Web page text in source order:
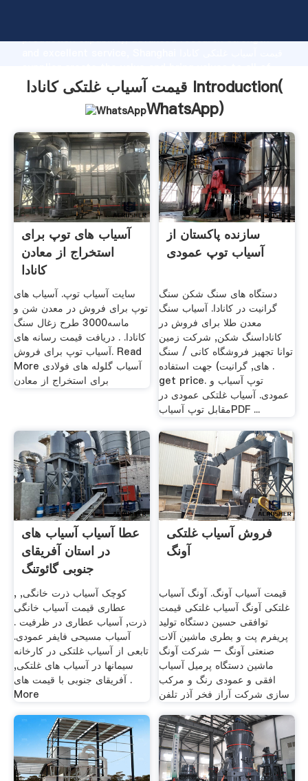
production capability, advanced research strength
customers.
قیمت آسیاب غلتکی کانادا Introduction(
WhatsApp)
آسیاب های توپ برای
استخراج از معادن
کانادا
سایت آسیاب توپ. آسیاب های
توپ برای فروش در معدن شن و
ماسه3000 طرح زغال سنگ
کانادا. . دریافت قیمت رسانه های
آسیاب توپ برای فروش. Read
More آسیاب گلوله های فولادی
برای استخراج از معادن
سازنده پاکستان از
آسیاب توپ عمودی
دستگاه های سنگ شکن سنگ
گرانیت در کانادا. آسیاب سنگ
معدن طلا برای فروش در
کاناداسنگ شکن, شرکت زمین
توانا تجهیز فروشگاه کانی / سنگ
های, گرانیت) جهت استفاده .
get price. توپ آسیاب و
عمودی. آسیاب غلتکی عمودی در
مقابل توپ آسیابPDF ...
عطا آسیاب آسیاب های
در استان آفریقای
جنوبی گائوتنگ
, کوچک آسیاب ذرت خانگی,
عطاری قیمت آسیاب خانگی
ذرت, آسیاب عطاری در ظرفیت .
آسیاب مسیحی فایفر عمودی.
تابعی از آسیاب غلتکی در کارخانه
سیمانها در آسیاب های غلتکی,
آفریقای جنوبی با قیمت های .
More
فروش آسیاب غلتکی
آونگ
قیمت آسیاب آونگ. آونگ آسیاب
غلتکی آونگ آسیاب غلتکی قیمت
توافقی حسین دستگاه تولید
پریفرم پت و بطری ماشین آلات
صنعتی آونگ – شرکت آونگ
ماشین دستگاه پرمیل آسیاب
افقی و عمودی رنگ و مرکب
سازی شرکت آراز فخر آذر تلفن